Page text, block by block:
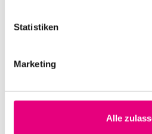
Statistiken
Marketing
Alle
Aufgrund der tragischen
Oktober 2016, im Landeshafen
einschließlich Sonntag, 23.